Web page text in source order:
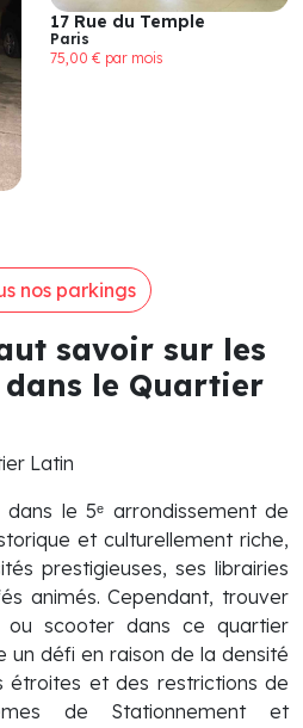
17 Rue du Temple
Paris
75,00 € par mois
nos parkings
savoir sur les
le Quartier
Latin
le 5ᵉ arrondissement de
et culturellement riche,
prestigieuses, ses librairies
animés. Cependant, trouver
scooter dans ce quartier
défi en raison de la densité
étroites et des restrictions de
de Stationnement et